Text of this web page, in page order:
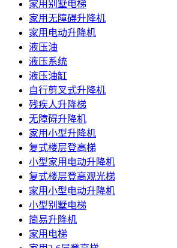
家用别墅电梯
家用无障碍升降机
家用电动升降机
液压油
液压系统
液压油缸
自行剪叉式升降机
残疾人升降梯
无障碍升降机
家用小型升降机
复式楼层登高梯
小型家用电动升降机
复式楼层登高观光梯
家用小型电动升降机
小型别墅电梯
简易升降机
家用电梯